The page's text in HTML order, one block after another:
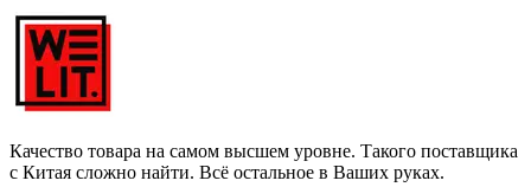
Качество товара на самом высшем уровне. Такого поставщика
с Китая сложно найти. Всё остальное в Ваших руках.